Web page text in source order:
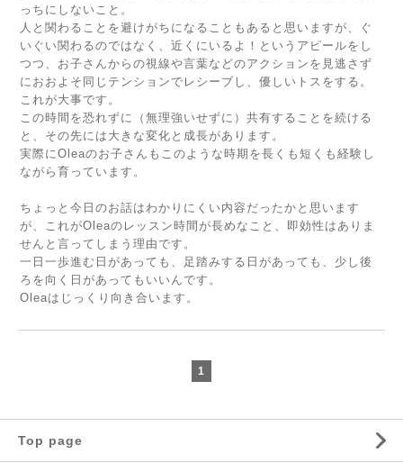
っちにしないこと。
人と関わることを避けがちになることもあると思いますが、ぐ
いぐい関わるのではなく、近くにいるよ！というアピールをし
つつ、お子さんからの視線や言葉などのアクションを見逃さず
におおよそ同じテンションでレシーブし、優しいトスをする。
これが大事です。
この時間を恐れずに（無理強いせずに）共有することを続ける
と、その先には大きな変化と成長があります。
実際にOleaのお子さんもこのような時期を長くも短くも経験し
ながら育っています。
ちょっと今日のお話はわかりにくい内容だったかと思います
が、これがOleaのレッスン時間が長めなこと、即効性はありま
せんと言ってしまう理由です。
一日一歩進む日があっても、足踏みする日があっても、少し後
ろを向く日があってもいいんです。
Oleaはじっくり向き合います。
1
Top page